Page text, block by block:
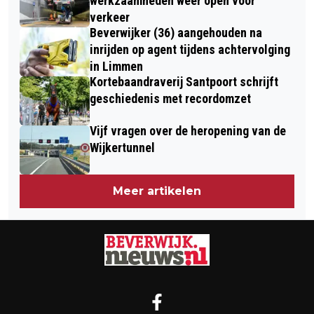
verkeer
Beverwijker (36) aangehouden na
inrijden op agent tijdens achtervolging
in Limmen
Kortebaandraverij Santpoort schrijft
geschiedenis met recordomzet
Vijf vragen over de heropening van de
Wijkertunnel
Meer artikelen